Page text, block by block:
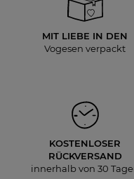
MIT LIEBE IN DEN
Vogesen verpackt
KOSTENLOSER
RÜCKVERSAND
innerhalb von 30